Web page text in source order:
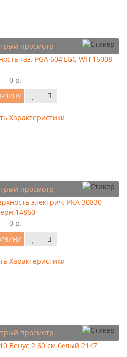
просмотр
газ. PGA 604 LGC WH 16008
0 р.
Характеристики
просмотр
электрич. PKA 30830
0 р.
Характеристики
просмотр
Венус 2 60 см белый 2147